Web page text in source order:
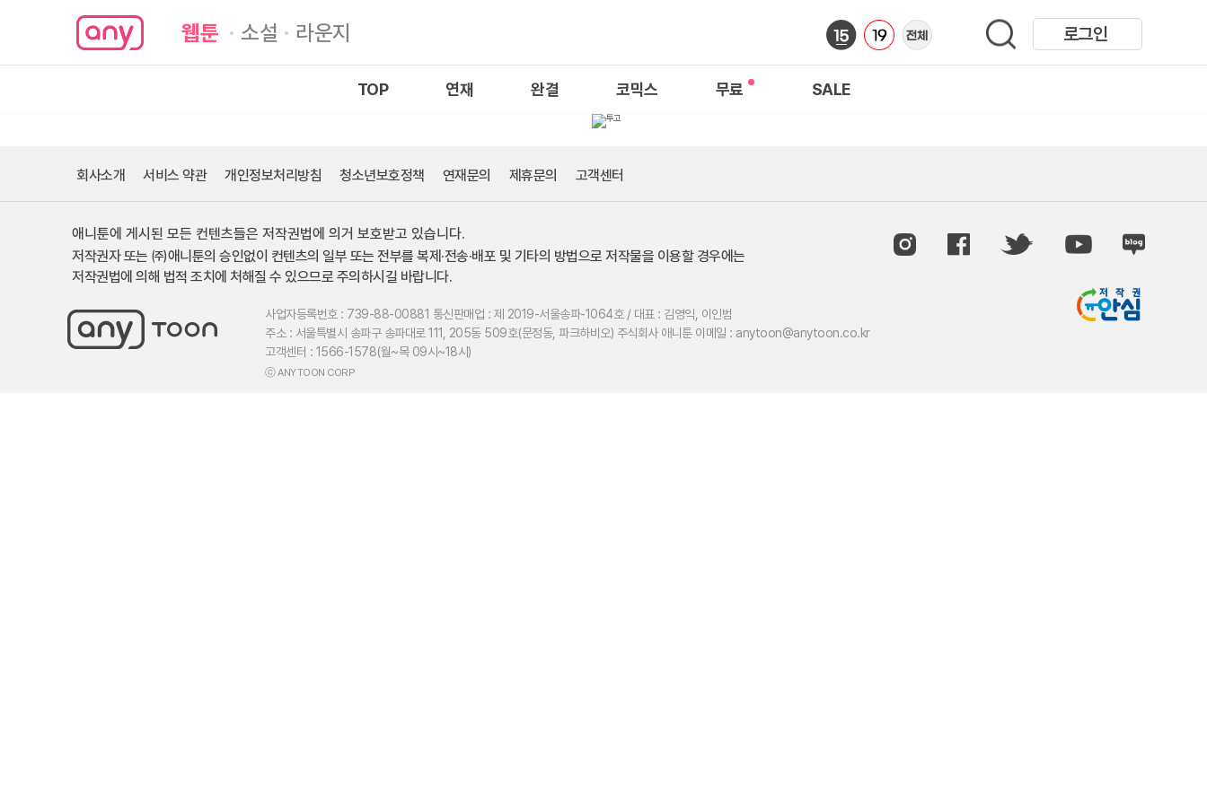
웹툰 소설 라운지
TOP 연재 완결 코믹스 무료 SALE
로그인
회사소개 서비스 약관 개인정보처리방침 청소년보호정책 연재문의 제휴문의 고객센터
애니툰에 게시된 모든 컨텐츠들은 저작권법에 의거 보호받고 있습니다.
저작권자 또는 ㈜애니툰의 승인없이 컨텐츠의 일부 또는 전부를 복제·전송·배포 및 기타의 방법으로 저작물을 이용할 경우에는
저작권법에 의해 법적 조치에 처해질 수 있으므로 주의하시길 바랍니다.
사업자등록번호 : 739-88-00881 통신판매업 : 제 2019-서울송파-1064호 / 대표 : 김영익, 이인범
주소 : 서울특별시 송파구 송파대로 111, 205동 509호(문정동, 파크하비오) 주식회사 애니툰 이메일 : anytoon@anytoon.co.kr
고객센터 : 1566-1578(월~목 09시~18시)
ⓒ ANYTOON CORP